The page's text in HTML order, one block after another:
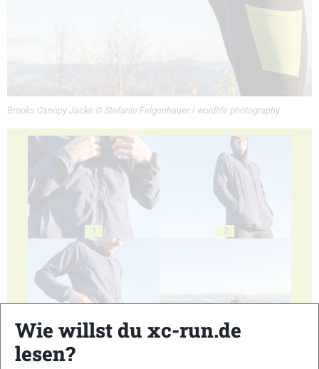
Brooks Canopy Jacke © Stefanie Felgenhauer / woidlife photography
1 2
3 4
Wie willst du xc-run.de
lesen?